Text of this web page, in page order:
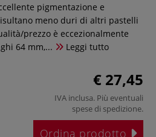
pigmentazione e
meno duri di altri pastelli
prezzo è eccezionalmente
64 mm,...
Leggi tutto
€ 27,45
IVA inclusa. Più eventuali
spese di spedizione.
Ordina prodotto